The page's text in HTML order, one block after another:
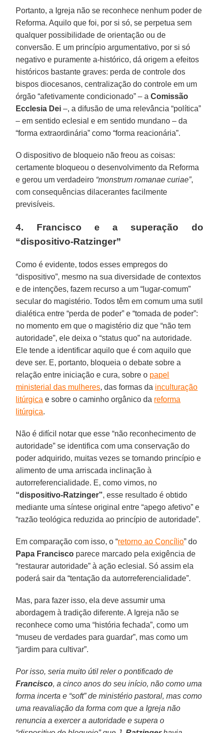
Portanto, a Igreja não se reconhece nenhum poder de
Reforma. Aquilo que foi, por si só, se perpetua sem
qualquer possibilidade de orientação ou de
conversão. E um princípio argumentativo, por si só
negativo e puramente a-histórico, dá origem a efeitos
históricos bastante graves: perda de controle dos
bispos diocesanos, centralização do controle em um
órgão “afetivamente condicionado” – aComissão
Ecclesia Dei –, a difusão de uma relevância “política”
– em sentido eclesial e em sentido mundano – da
“forma extraordinária” como “forma reacionária”.
O dispositivo de bloqueio não freou as coisas:
certamente bloqueou o desenvolvimento da Reforma
e gerou um verdadeiro “monstrum romanae curiae”,
com consequências dilacerantes facilmente
previsíveis.
4. Francisco e a superação do
“dispositivo-Ratzinger”
Como é evidente, todos esses empregos do
“dispositivo”, mesmo na sua diversidade de contextos
e de intenções, fazem recurso a um “lugar-comum”
secular do magistério. Todos têm em comum uma sutil
dialética entre “perda de poder” e “tomada de poder”:
no momento em que o magistério diz que “não tem
autoridade”, ele deixa o “status quo” na autoridade.
Ele tende a identificar aquilo que é com aquilo que
deve ser. E, portanto, bloqueia o debate sobre a
relação entre iniciação e cura, sobre o papel
ministerial das mulheres, das formas da inculturação
litúrgica e sobre o caminho orgânico da reforma
litúrgica.
Não é difícil notar que esse “não reconhecimento de
autoridade” se identifica com uma conservação do
poder adquirido, muitas vezes se tornando princípio e
alimento de uma arriscada inclinação à
autorreferencialidade. E, como vimos, no
“dispositivo-Ratzinger”, esse resultado é obtido
mediante uma síntese original entre “apego afetivo” e
“razão teológica reduzida ao princípio de autoridade”.
Em comparação com isso, o “retorno ao Concílio” do
Papa Francisco parece marcado pela exigência de
“restaurar autoridade” à ação eclesial. Só assim ela
poderá sair da “tentação da autorreferencialidade”.
Mas, para fazer isso, ela deve assumir uma
abordagem à tradição diferente. A Igreja não se
reconhece como uma “história fechada”, como um
“museu de verdades para guardar”, mas como um
“jardim para cultivar”.
Por isso, seria muito útil reler o pontificado de
Francisco, a cinco anos do seu início, não como uma
forma incerta e “soft” de ministério pastoral, mas como
uma reavaliação da forma com que a Igreja não
renuncia a exercer a autoridade e supera o